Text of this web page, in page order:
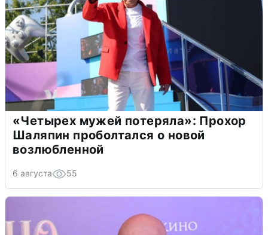
«Четырех мужей потеряла»: Прохор
Шаляпин проболтался о новой
возлюбленной
6 августа 55